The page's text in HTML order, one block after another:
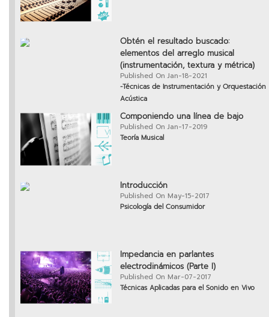
Obtén el resultado buscado:
elementos del arreglo musical
(instrumentación, textura y métrica)
Published On Jan-18-2021
-Técnicas de Instrumentación y Orquestación
Acústica
Componiendo una línea de bajo
Published On Jan-17-2019
Teoría Musical
Introducción
Published On May-15-2017
Psicología del Consumidor
Impedancia en parlantes
electrodinámicos (Parte I)
Published On Mar-07-2017
Técnicas Aplicadas para el Sonido en Vivo